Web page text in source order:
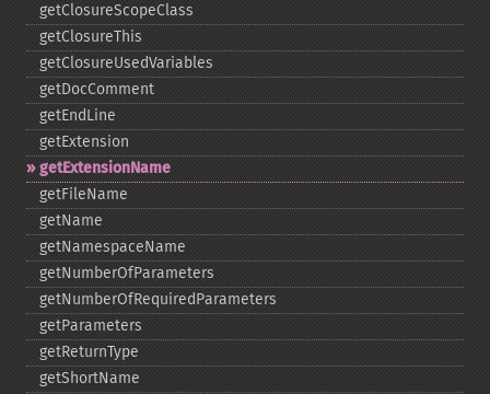
getClosureScopeClass
getClosureThis
getClosureUsedVariables
getDocComment
getEndLine
getExtension
getExtensionName
getFileName
getName
getNamespaceName
getNumberOfParameters
getNumberOfRequiredParameters
getParameters
getReturnType
getShortName